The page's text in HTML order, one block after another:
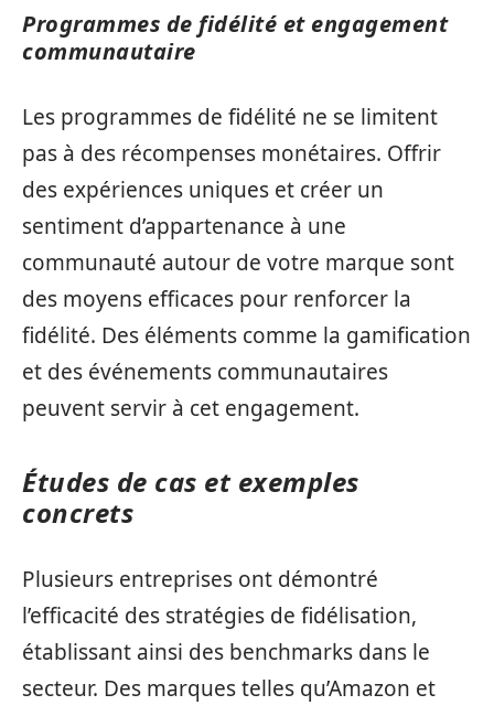
Programmes de fidélité et engagement
communautaire
Les programmes de fidélité ne se limitent
pas à des récompenses monétaires. Offrir
des expériences uniques et créer un
sentiment d’appartenance à une
communauté autour de votre marque sont
des moyens efficaces pour renforcer la
fidélité. Des éléments comme la gamification
et des événements communautaires
peuvent servir à cet engagement.
Études de cas et exemples
concrets
Plusieurs entreprises ont démontré
l’efficacité des stratégies de fidélisation,
établissant ainsi des benchmarks dans le
secteur. Des marques telles qu’Amazon et